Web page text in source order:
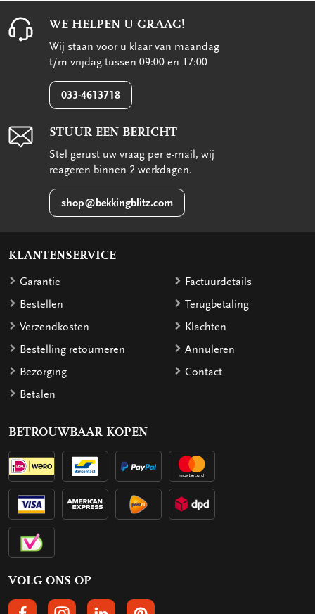
WE HELPEN U GRAAG!
Wij staan voor u klaar van maandag
t/m vrijdag tussen 09:00 en 17:00
033-4613718
STUUR EEN BERICHT
Stel gerust uw vraag per e-mail, wij
reageren binnen 2 werkdagen.
shop@bekkingblitz.com
KLANTENSERVICE
Garantie
Bestellen
Verzendkosten
Bestelling retourneren
Bezorging
Betalen
Factuurdetails
Terugbetaling
Klachten
Annuleren
Contact
BETROUWBAAR KOPEN
VOLG ONS OP